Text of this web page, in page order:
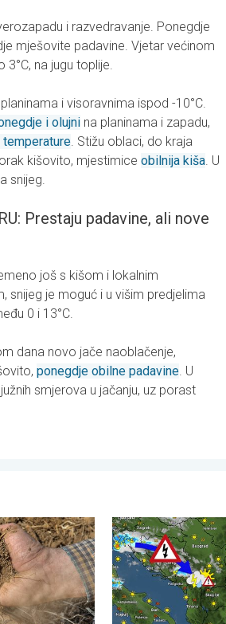
i razvedravanje. Ponegdje
mješovite padavine. Vjetar većinom
3°C, na jugu toplije.
i visoravnima ispod -10°C.
i olujni na planinama i zapadu,
. Stižu oblaci, do kraja
kišovito, mjestimice obilnija kiša. U
snijeg.
Prestaju padavine, ali nove
još s kišom i lokalnim
snijeg je moguć i u višim predjelima
0 i 13°C.
dana novo jače naoblačenje,
ponegdje obilne padavine. U
smjerova u jačanju, uz porast
brzinom. Nove studije. . . četvrtak,
Pješčana oluja u